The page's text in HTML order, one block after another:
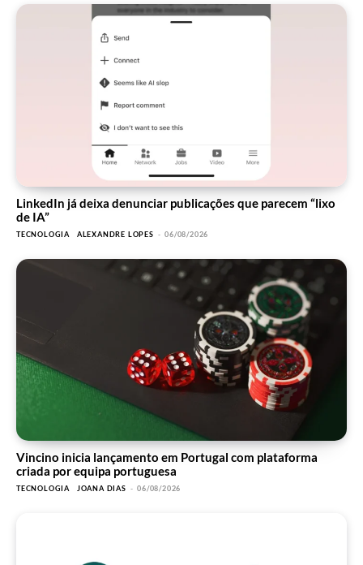
LinkedIn já deixa denunciar publicações que parecem “lixo
de IA”
TECNOLOGIA ALEXANDRE LOPES - 06/08/2026
Vincino inicia lançamento em Portugal com plataforma
criada por equipa portuguesa
TECNOLOGIA JOANA DIAS - 06/08/2026